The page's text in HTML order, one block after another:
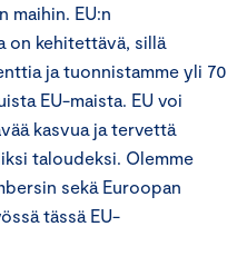
maihin. EU:n
on kehitettävä, sillä
ja tuonnistamme yli 70
EU-maista. EU voi
kasvua ja tervettä
taloudeksi. Olemme
sekä Euroopan
tässä EU-